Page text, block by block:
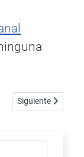
Artículo siguiente:
Siguiente